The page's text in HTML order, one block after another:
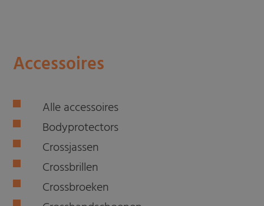
Accessoires
Alle accessoires
Bodyprotectors
Crossjassen
Crossbrillen
Crossbroeken